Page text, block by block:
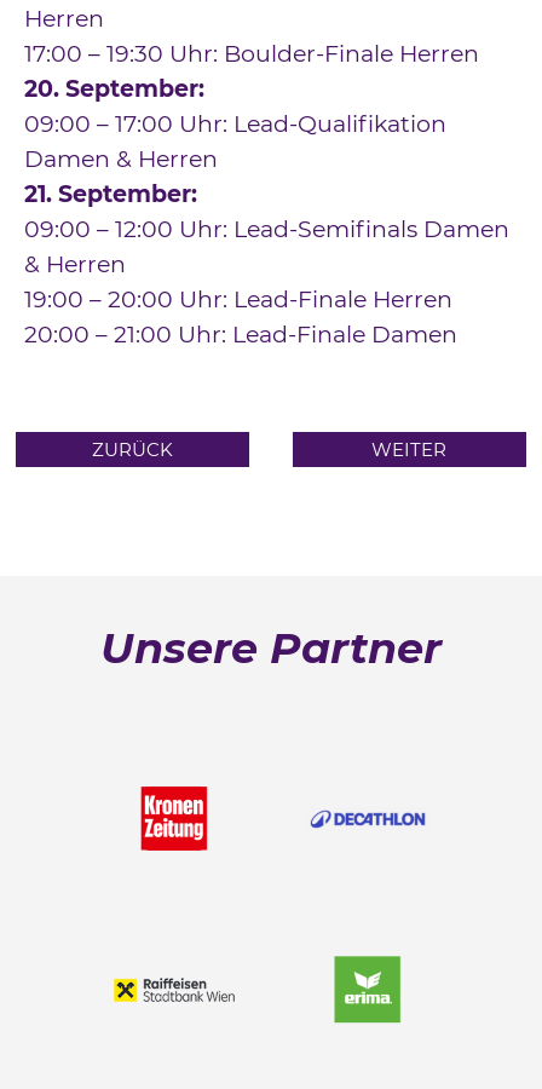
Herren
17:00 – 19:30 Uhr: Boulder-Finale Herren
20. September:
09:00 – 17:00 Uhr: Lead-Qualifikation
Damen & Herren
21. September:
09:00 – 12:00 Uhr: Lead-Semifinals Damen
& Herren
19:00 – 20:00 Uhr: Lead-Finale Herren
20:00 – 21:00 Uhr: Lead-Finale Damen
ZURÜCK WEITER
Unsere Partner